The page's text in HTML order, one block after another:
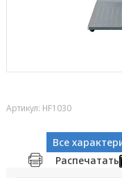
Артикул: HF1030
Все
Распечатать